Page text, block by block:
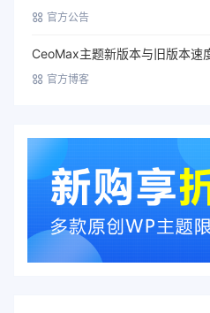
官方公告
CeoMax主题新版本与旧版本速
官方博客